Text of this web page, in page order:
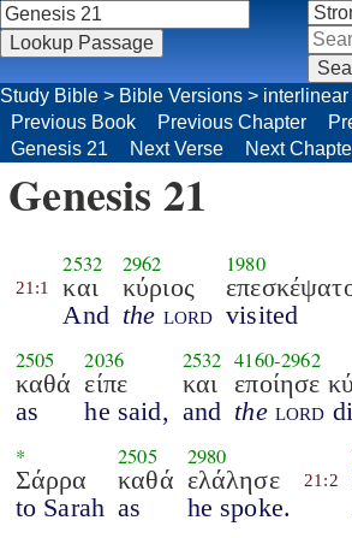
Study Bible > Bible Versions > interlinear
Previous Book
Previous Chapter
Genesis 21
Next Verse Next
Genesis 21
21:1
2532
και
And
2962
κύριος
the lord
1980
visited
2505
καθά
as
2036
είπε
he said,
2532
και
and
4160-2962
εποίησε
the lord
*
Σάρρα
to Sarah
2505
καθά
as
2980
ελάλησε
he spoke.
21:2